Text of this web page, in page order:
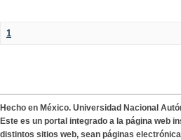
1
Hecho en México. Universidad Nacional
Este es un portal integrado a la página web
distintos sitios web, sean páginas